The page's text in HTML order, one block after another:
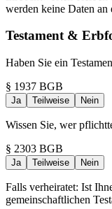
werden keine Daten an
Testament &
Haben Sie ein
§ 1937 BGB
Ja Teilweise Nein
Wissen Sie, wer
§ 2303 BGB
Ja Teilweise Nein
Falls verheiratet: Ist
gemeinschaftlichen